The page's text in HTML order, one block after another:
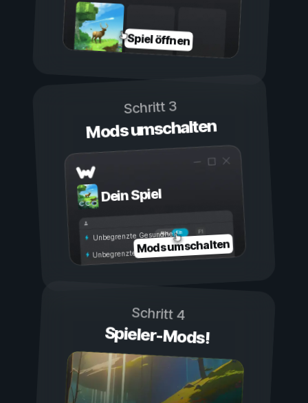
Spiel öffnen
Schritt 3
Mods umschalten
Dein Spiel
Ein
Aus
Unbegrenzte Gesundheit
Unbegrenzte AusdauerMods umschalten
Schritt 4
Spieler-Mods!